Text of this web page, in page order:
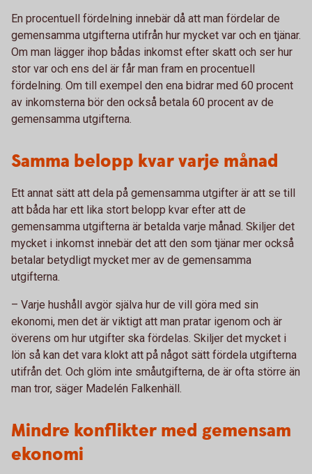
En procentuell fördelning innebär då att man fördelar de
gemensamma utgifterna utifrån hur mycket var och en tjänar.
Om man lägger ihop bådas inkomst efter skatt och ser hur
stor var och ens del är får man fram en procentuell
fördelning. Om till exempel den ena bidrar med 60 procent
av inkomsterna bör den också betala 60 procent av de
gemensamma utgifterna.
Samma belopp kvar varje månad
Ett annat sätt att dela på gemensamma utgifter är att se till
att båda har ett lika stort belopp kvar efter att de
gemensamma utgifterna är betalda varje månad. Skiljer det
mycket i inkomst innebär det att den som tjänar mer också
betalar betydligt mycket mer av de gemensamma
utgifterna.
– Varje hushåll avgör själva hur de vill göra med sin
ekonomi, men det är viktigt att man pratar igenom och är
överens om hur utgifter ska fördelas. Skiljer det mycket i
lön så kan det vara klokt att på något sätt fördela utgifterna
utifrån det. Och glöm inte småutgifterna, de är ofta större än
man tror, säger Madelén Falkenhäll.
Mindre konflikter med gemensam
ekonomi